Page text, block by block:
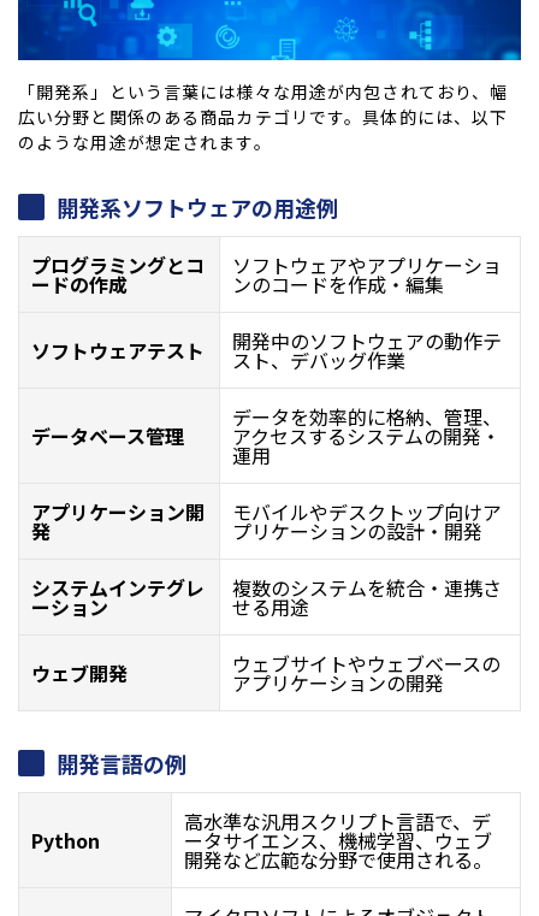
「開発系」という言葉には様々な用途が内包されており、幅
広い分野と関係のある商品カテゴリです。具体的には、以下
のような用途が想定されます。
開発系ソフトウェアの用途例
プログラミングとコ
ードの作成
ソフトウェアやアプリケーショ
ンのコードを作成・編集
ソフトウェアテスト 開発中のソフトウェアの動作テ
スト、デバッグ作業
データベース管理
データを効率的に格納、管理、
アクセスするシステムの開発・
運用
アプリケーション開
発
モバイルやデスクトップ向けア
プリケーションの設計・開発
システムインテグレ
ーション
複数のシステムを統合・連携さ
せる用途
ウェブ開発 ウェブサイトやウェブベースの
アプリケーションの開発
開発言語の例
Python
高水準な汎用スクリプト言語で、デ
ータサイエンス、機械学習、ウェブ
開発など広範な分野で使用される。